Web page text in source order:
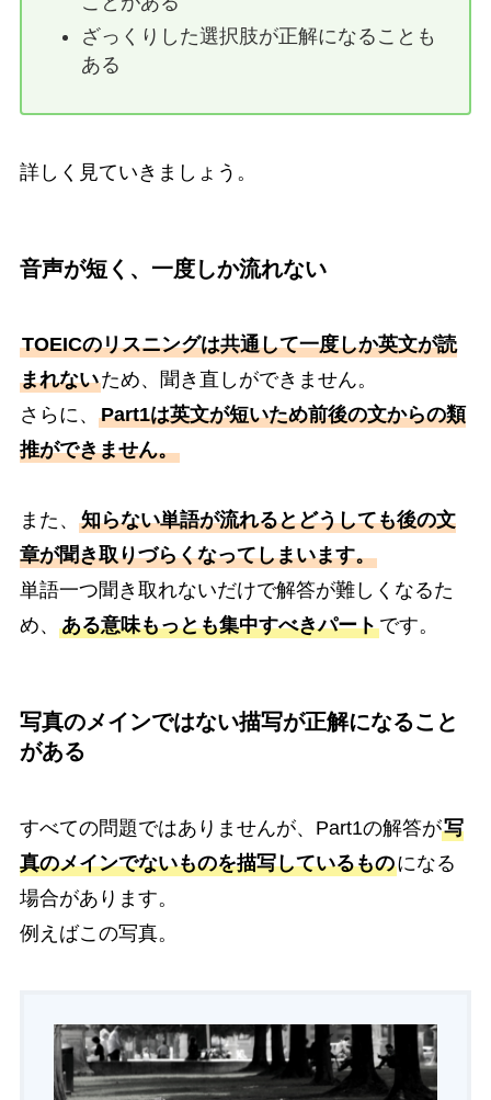
ざっくりした選択肢が正解になることも
ある
詳しく見ていきましょう。
音声が短く、一度しか流れない
TOEICのリスニングは共通して一度しか英文が読
まれないため、聞き直しができません。
さらに、 Part1は英文が短いため前後の文からの類
推ができません。
また、 知らない単語が流れるとどうしても後の文
章が聞き取りづらくなってしまいます。
単語一つ聞き取れないだけで解答が難しくなるた
め、 ある意味もっとも集中すべきパートです。
写真のメインではない描写が正解になること
がある
すべての問題ではありませんが、Part1の解答が写
真のメインでないものを描写しているものになる
場合があります。
例えばこの写真。